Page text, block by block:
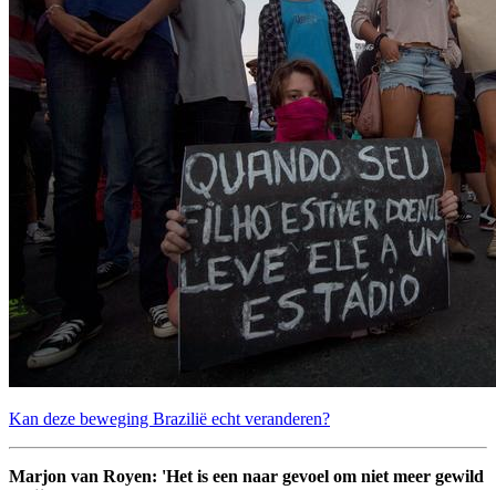
Kan deze beweging Brazilië echt veranderen?
Marjon van Royen: 'Het is een naar gevoel om niet meer gewild